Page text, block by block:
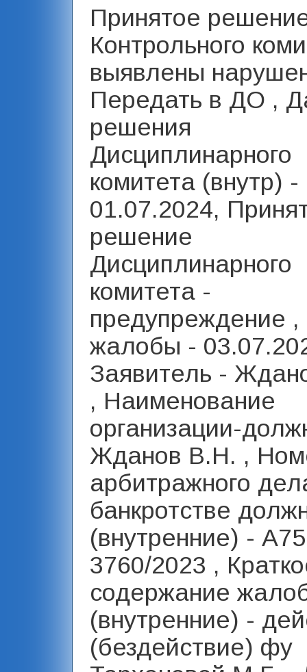
Принятое
Контрольного
выявлены
Передать в ДО ,
решения
Дисциплинарного
комитета (внутр) -
01.07.2024,
решение
Дисциплинарного
комитета -
предупреждение ,
жалобы -
Заявитель -
, Наименование
организации-
Жданов В.Н. ,
арбитражного
банкротстве
(внутренние) -
3760/2023 ,
содержание
(внутренние) -
(бездействие) фу